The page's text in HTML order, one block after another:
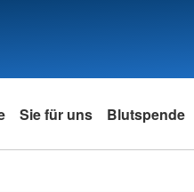
Sie für uns Blutspende